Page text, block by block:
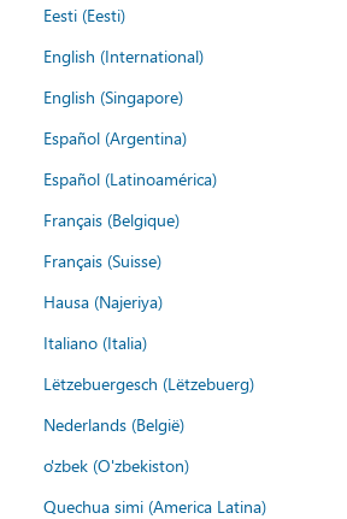
Eesti (Eesti)
English (International)
English (Singapore)
Español (Argentina)
Español (Latinoamérica)
Français (Belgique)
Français (Suisse)
Hausa (Najeriya)
Italiano (Italia)
Lëtzebuergesch (Lëtzebuerg)
Nederlands (België)
o'zbek (O'zbekiston)
Quechua simi (America Latina)